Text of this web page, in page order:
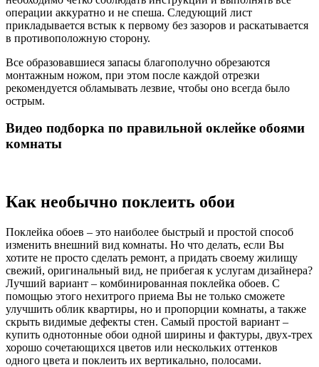
операции аккуратно и не спеша. Следующий лист
прикладывается встык к первому без зазоров и раскатывается
в противоположную сторону.
Все образовавшиеся запасы благополучно обрезаются
монтажным ножом, при этом после каждой отрезки
рекомендуется обламывать лезвие, чтобы оно всегда было
острым.
Видео подборка по правильной оклейке обоями
комнаты
Как необычно поклеить обои
Поклейка обоев – это наиболее быстрый и простой способ
изменить внешний вид комнаты. Но что делать, если Вы
хотите не просто сделать ремонт, а придать своему жилищу
свежий, оригинальный вид, не прибегая к услугам дизайнера?
Лучший вариант – комбинированная поклейка обоев. С
помощью этого нехитрого приема Вы не только сможете
улучшить облик квартиры, но и пропорции комнаты, а также
скрыть видимые дефекты стен. Самый простой вариант –
купить однотонные обои одной ширины и фактуры, двух-трех
хорошо сочетающихся цветов или нескольких оттенков
одного цвета и поклеить их вертикально, полосами.